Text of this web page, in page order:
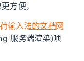
方便。
输入法的文档网
服务端渲染)项